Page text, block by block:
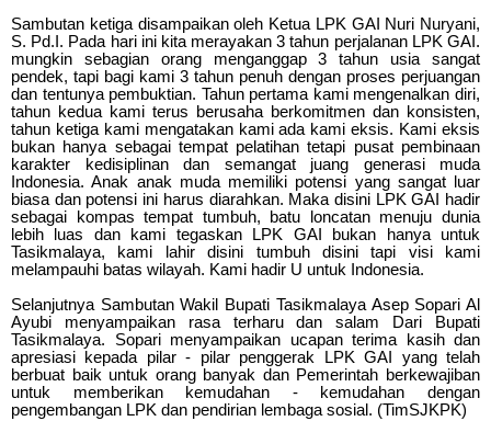
Sambutan ketiga disampaikan oleh Ketua LPK GAI Nuri Nuryani,
S. Pd.I. Pada hari ini kita merayakan 3 tahun perjalanan LPK GAI.
mungkin sebagian orang menganggap 3 tahun usia sangat
pendek, tapi bagi kami 3 tahun penuh dengan proses perjuangan
dan tentunya pembuktian. Tahun pertama kami mengenalkan diri,
tahun kedua kami terus berusaha berkomitmen dan konsisten,
tahun ketiga kami mengatakan kami ada kami eksis. Kami eksis
bukan hanya sebagai tempat pelatihan tetapi pusat pembinaan
karakter kedisiplinan dan semangat juang generasi muda
Indonesia. Anak anak muda memiliki potensi yang sangat luar
biasa dan potensi ini harus diarahkan. Maka disini LPK GAI hadir
sebagai kompas tempat tumbuh, batu loncatan menuju dunia
lebih luas dan kami tegaskan LPK GAI bukan hanya untuk
Tasikmalaya, kami lahir disini tumbuh disini tapi visi kami
melampauhi batas wilayah. Kami hadir U untuk Indonesia.
Selanjutnya Sambutan Wakil Bupati Tasikmalaya Asep Sopari Al
Ayubi menyampaikan rasa terharu dan salam Dari Bupati
Tasikmalaya. Sopari menyampaikan ucapan terima kasih dan
apresiasi kepada pilar - pilar penggerak LPK GAI yang telah
berbuat baik untuk orang banyak dan Pemerintah berkewajiban
untuk memberikan kemudahan - kemudahan dengan
pengembangan LPK dan pendirian lembaga sosial. (TimSJKPK)